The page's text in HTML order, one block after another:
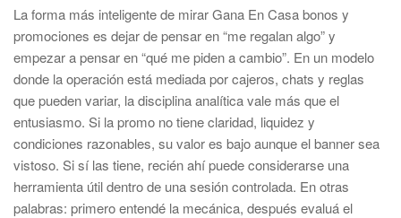
La forma más inteligente de mirar Gana En Casa bonos y
promociones es dejar de pensar en “me regalan algo” y
empezar a pensar en “qué me piden a cambio”. En un modelo
donde la operación está mediada por cajeros, chats y reglas
que pueden variar, la disciplina analítica vale más que el
entusiasmo. Si la promo no tiene claridad, liquidez y
condiciones razonables, su valor es bajo aunque el banner sea
vistoso. Si sí las tiene, recién ahí puede considerarse una
herramienta útil dentro de una sesión controlada. En otras
palabras: primero entendé la mecánica, después evaluá el